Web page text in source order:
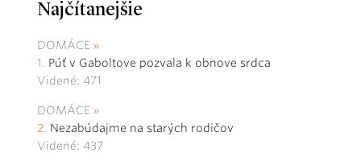
Najčítanejšie
DOMÁCE
Púť v Gaboltove pozvala k obnove srdca
Videné: 471
DOMÁCE
Nezabúdajme na starých rodičov
Videné: 437